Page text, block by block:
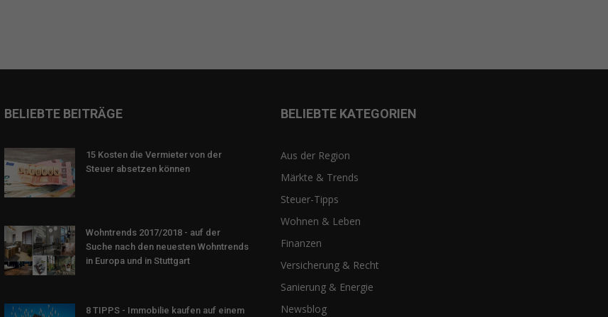
BELIEBTE BEITRÄGE
15 Kosten die Vermieter von der
Steuer absetzen können
Wohntrends 2017/2018 - auf der
Suche nach den neuesten Wohntrends
in Europa und in Stuttgart
8 TIPPS - Immobilie kaufen auf einem
BELIEBTE KATEGORIEN
Aus der Region
Märkte & Trends
Steuer-Tipps
Wohnen & Leben
Finanzen
Versicherung & Recht
Sanierung & Energie
Newsblog